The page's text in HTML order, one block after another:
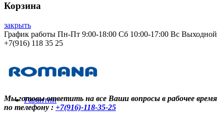
Корзина
закрыть
График работы Пн-Пт 9:00-18:00 Сб 10:00-17:00 Вс Выходной
+7(916) 118 35 25
Контакты
Гарантии
Мы готовы ответить на все Ваши вопросы в рабочее время
по телефону : +7(916)-118-35-25